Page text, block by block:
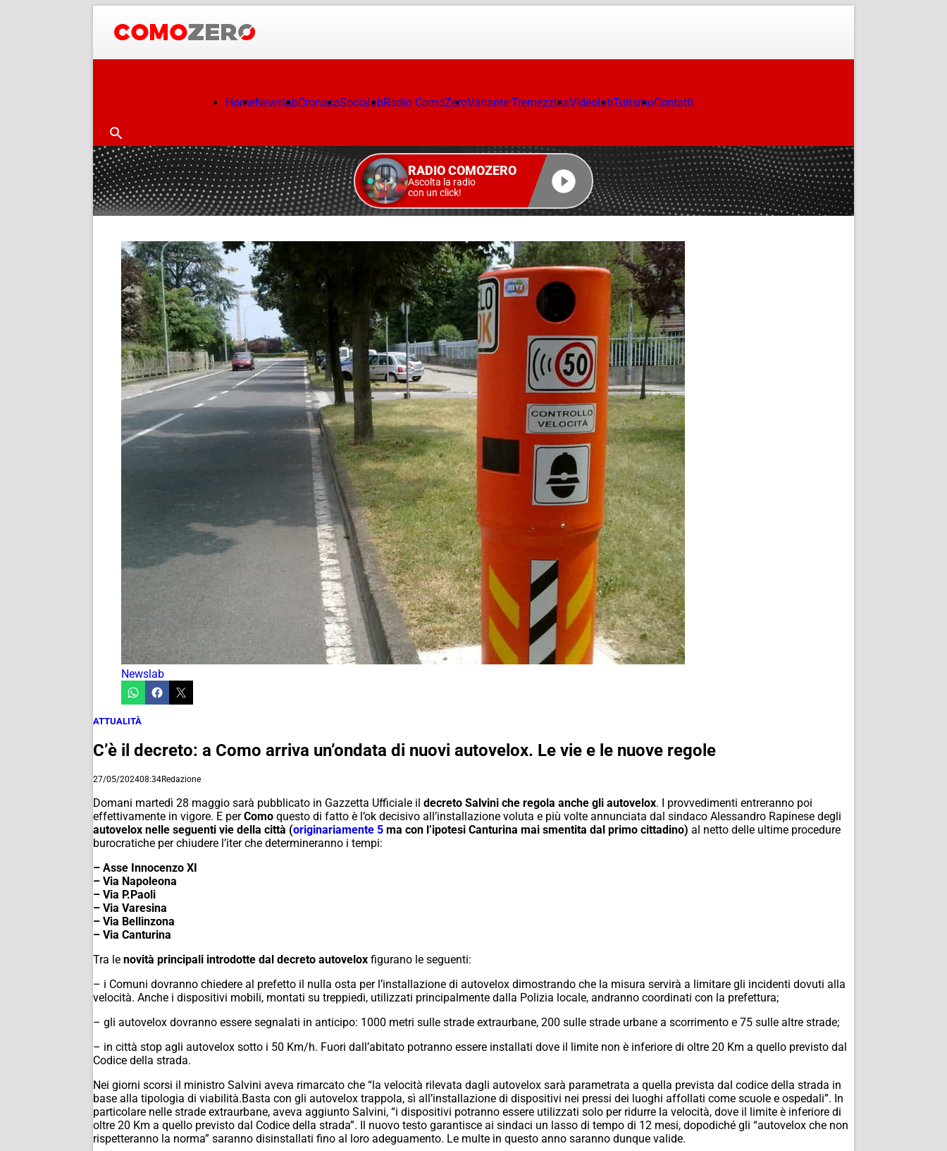
HomeNewslabCronacaSocialabRadio ComoZeroVariante TremezzinaVideolabTurismoContatti
RADIO COMOZERO
Ascolta la radio
con un click!
Newslab
ATTUALITÀ
C’è il decreto: a Como arriva un’ondata di nuovi autovelox. Le vie e le nuove regole
27/05/202408:34Redazione
Domani martedì 28 maggio sarà pubblicato in Gazzetta Ufficiale il decreto Salvini che regola anche gli autovelox. I provvedimenti entreranno poi
effettivamente in vigore. E perComo questo di fatto è l’ok decisivo all’installazione voluta e più volte annunciata dal sindaco Alessandro Rapinese degli
autovelox nelle seguenti vie della città (originariamente 5 ma con l’ipotesi Canturina mai smentita dal primo cittadino) al netto delle ultime procedure
burocratiche per chiudere l’iter che determineranno i tempi:
– Asse Innocenzo XI
– Via Napoleona
– Via P.Paoli
– Via Varesina
– Via Bellinzona
– Via Canturina
Tra le novità principali introdotte dal decreto autovelox figurano le seguenti:
– i Comuni dovranno chiedere al prefetto il nulla osta per l’installazione di autovelox dimostrando che la misura servirà a limitare gli incidenti dovuti alla
velocità. Anche i dispositivi mobili, montati su treppiedi, utilizzati principalmente dalla Polizia locale, andranno coordinati con la prefettura;
– gli autovelox dovranno essere segnalati in anticipo: 1000 metri sulle strade extraurbane, 200 sulle strade urbane a scorrimento e 75 sulle altre strade;
– in città stop agli autovelox sotto i 50 Km/h. Fuori dall’abitato potranno essere installati dove il limite non è inferiore di oltre 20 Km a quello previsto dal
Codice della strada.
Nei giorni scorsi il ministro Salvini aveva rimarcato che “la velocità rilevata dagli autovelox sarà parametrata a quella prevista dal codice della strada in
base alla tipologia di viabilità.Basta con gli autovelox trappola, sì all’installazione di dispositivi nei pressi dei luoghi affollati come scuole e ospedali”. In
particolare nelle strade extraurbane, aveva aggiunto Salvini, “i dispositivi potranno essere utilizzati solo per ridurre la velocità, dove il limite è inferiore di
oltre 20 Km a quello previsto dal Codice della strada”. Il nuovo testo garantisce ai sindaci un lasso di tempo di 12 mesi, dopodiché gli “autovelox che non
rispetteranno la norma” saranno disinstallati fino al loro adeguamento. Le multe in questo anno saranno dunque valide.